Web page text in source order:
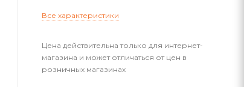
Все характеристики
Цена действительна только для интернет-
магазина и может отличаться от цен в
розничных магазинах